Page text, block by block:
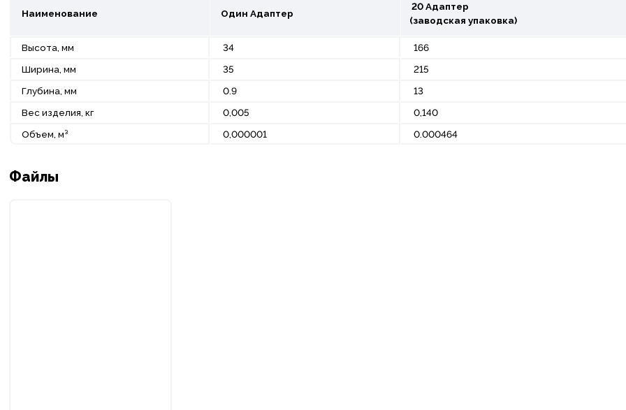
Наименование Один Адаптер
20 Адаптер
(заводская упаковка)
Высота, мм 34
166
Ширина, мм
35
215
Глубина, мм
0.9
13
Вес изделия, кг
0,005
0,140
Объем, м³
0,000001 0.000464
Файлы